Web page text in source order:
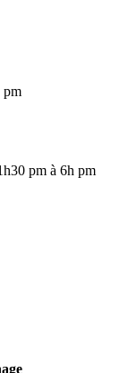
pm
pm à 6h pm